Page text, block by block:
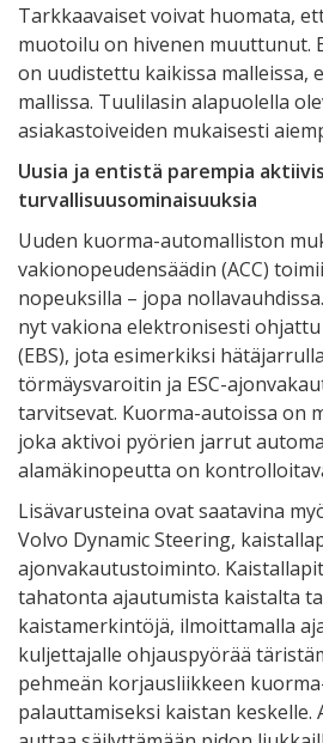
Tarkkaavaiset voivat huomata,
muotoilu on hivenen muuttunut.
on uudistettu kaikissa malleissa,
mallissa. Tuulilasin alapuolella
asiakastoiveiden mukaisesti
Uusia ja entistä parempia
turvallisuusominaisuuksia
Uuden kuorma-automalliston
vakionopeudensäädin (ACC)
nopeuksilla – jopa
nyt vakiona elektronisesti
(EBS), jota esimerkiksi
törmäysvaroitin ja ESC-
tarvitsevat. Kuorma-autoissa on
joka aktivoi pyörien jarrut
alamäkinopeutta on
Lisävarusteina ovat saatavina
Volvo Dynamic Steering,
ajonvakautustoiminto.
tahatonta ajautumista kaistalta
kaistamerkintöjä, ilmoittamalla
kuljettajalle ohjauspyörää
pehmeän korjausliikkeen
palauttamiseksi kaistan